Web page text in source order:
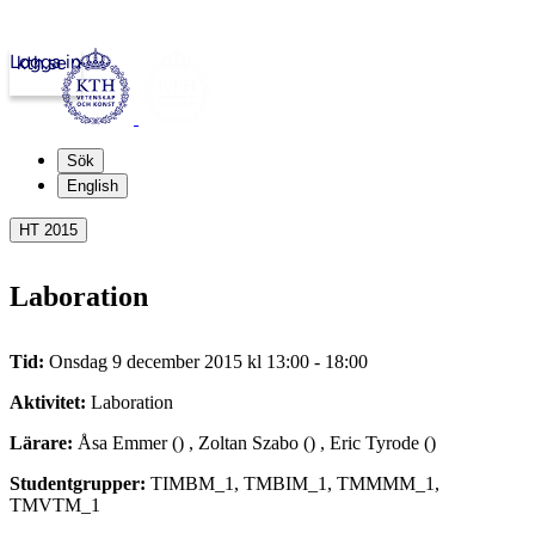
kth.se
Logga in
Sök
English
HT 2015
Laboration
Tid: Onsdag 9 december 2015 kl 13:00 - 18:00
Aktivitet: Laboration
Lärare: Åsa Emmer () , Zoltan Szabo () , Eric Tyrode ()
Studentgrupper: TIMBM_1, TMBIM_1, TMMMM_1,
TMVTM_1